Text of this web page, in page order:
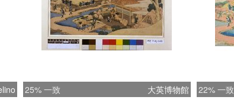
25% 一致 大英博物館 22% 一致